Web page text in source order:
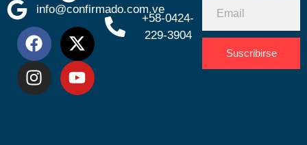
info@confirmado.com.ve
+58-0424-
229-3904
Suscribirse